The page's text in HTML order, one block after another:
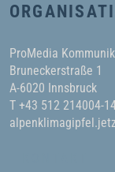
ProMedia
Bruneckerstraße 1
A-6020 Innsbruck
T +43 512 214004-